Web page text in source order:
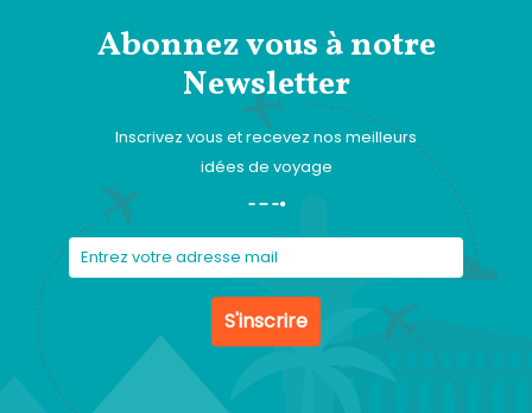
Abonnez vous à notre
Newsletter
Inscrivez vous et recevez nos meilleurs
idées de voyage
S'inscrire